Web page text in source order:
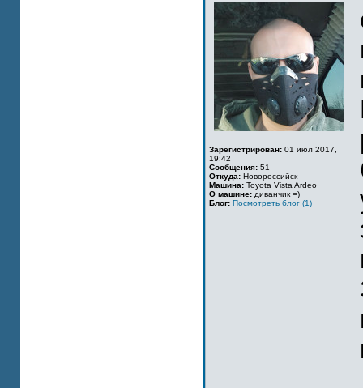
Зарегистрирован: 01 июл 2017,
19:42
Сообщения: 51
Откуда: Новороссийск
Машина: Toyota Vista Ardeo
О машине: диванчик =)
Блог: Посмотреть блог (1)